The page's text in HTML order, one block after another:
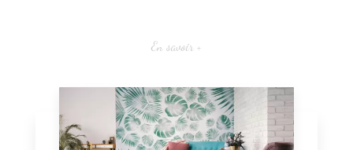
En savoir +